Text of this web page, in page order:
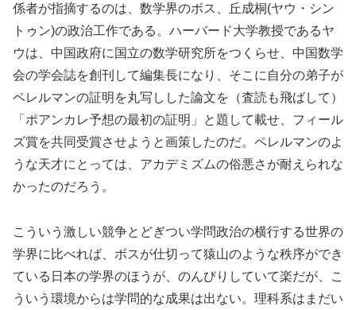
係者が指摘するのは、数学界のボス、丘成桐(ヤウ・シン
トゥン)の政治工作である。ハーバード大学教授であるヤ
ウは、中国政府に国立の数学研究所をつくらせ、中国数学
会の学会誌を創刊して編集長になり、そこに自分の弟子が
ペレルマンの証明を丸写しした論文を（査読も飛ばして）
「ポアンカレ予想の最初の証明」と題して載せ、フィール
ズ賞を共同受賞させようと画策したのだ。ペレルマンのよ
うな天才にとっては、アカデミズムの俗悪さが耐えられな
かったのだろう。
こういう激しい競争とどぎつい学問政治の横行する世界の
学界に比べれば、ボスが仕切って猿山のような秩序ができ
ている日本の学界のほうが、のんびりしていて楽だが、こ
ういう環境からは学問的な成果は出ない。理科系はまだい